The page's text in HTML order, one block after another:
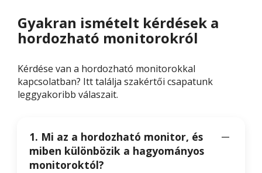
Gyakran ismételt kérdések a
hordozható monitorokról
Kérdése van a hordozható monitorokkal
kapcsolatban? Itt találja szakértői csapatunk
leggyakoribb válaszait.
1. Mi az a hordozható monitor, és
miben különbözik a hagyományos
monitoroktól?